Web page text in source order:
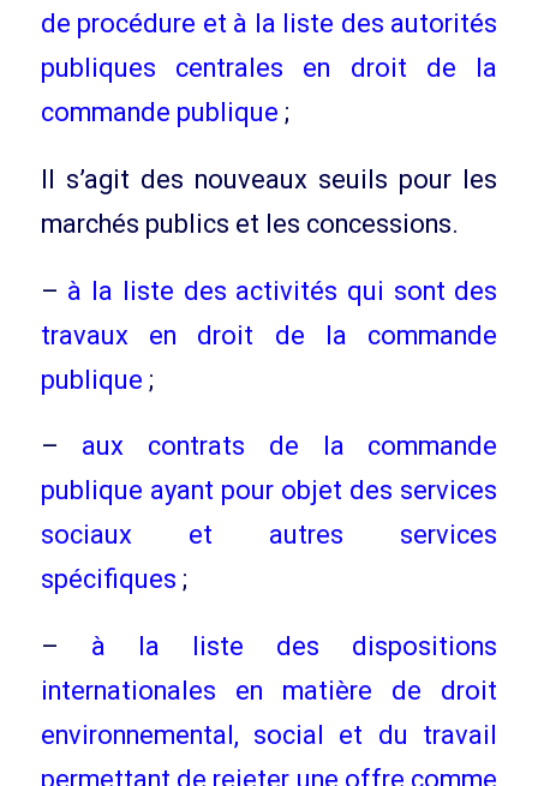
de procédure et à la liste des autorités
publiques centrales en droit de la
commande publique ;
Il s’agit des nouveaux seuils pour les
marchés publics et les concessions.
– à la liste des activités qui sont des
travaux en droit de la commande
publique ;
– aux contrats de la commande
publique ayant pour objet des services
sociaux et autres services
spécifiques ;
– à la liste des dispositions
internationales en matière de droit
environnemental, social et du travail
permettant de rejeter une offre comme